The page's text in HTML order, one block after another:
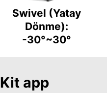
Swivel (Yatay
Dönme):
-30°~30°
app